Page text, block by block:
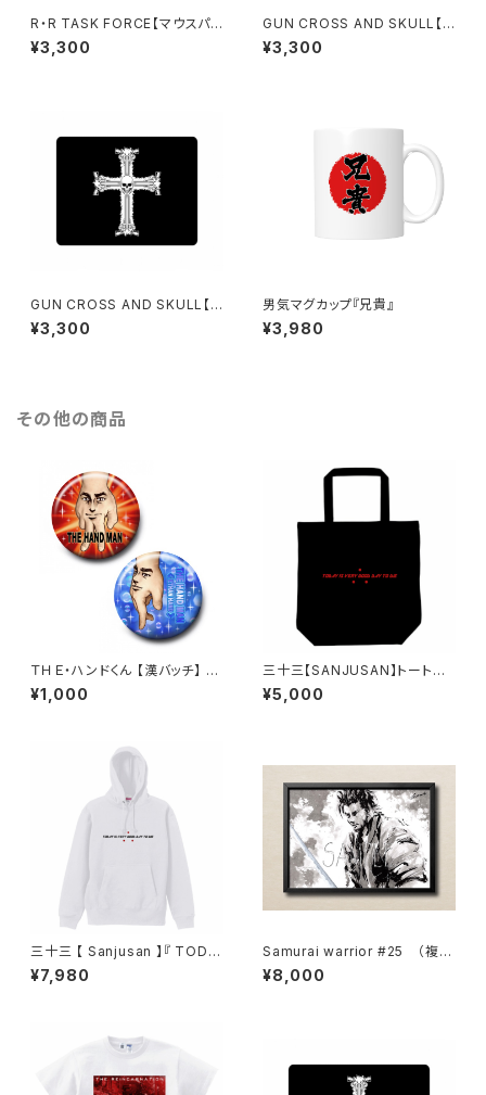
R・R TASK FORCE【マウスパッ
ド】弐
¥3,300
GUN CROSS AND SKULL【マ
ウスパッド】壱
¥3,300
GUN CROSS AND SKULL【マ
ウスパッド】弐
¥3,300
男気マグカップ『兄貴』
¥3,980
その他の商品
ＴＨＥ・ハンドくん 【漢バッチ】 レ
ッド＆ブルー （TWO MAN CEL
L）
¥1,000
三十三【SANJUSAN】トートバ
ッグ『 TODAY IS VERY GOO
D DAY TO DIE 』弐
¥5,000
三十三 【 Sanjusan 】『 TODA
Y IS VERY GOOD DAY TO D
IE 』【 パーカー 】ホワイト・壱
¥7,980
Samurai warrior #25 （複製
原画・直筆サイン入り）
¥8,000